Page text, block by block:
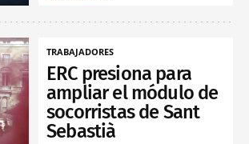
TRABAJADORES
ERC presiona para
ampliar el módulo de
socorristas de Sant
Sebastià